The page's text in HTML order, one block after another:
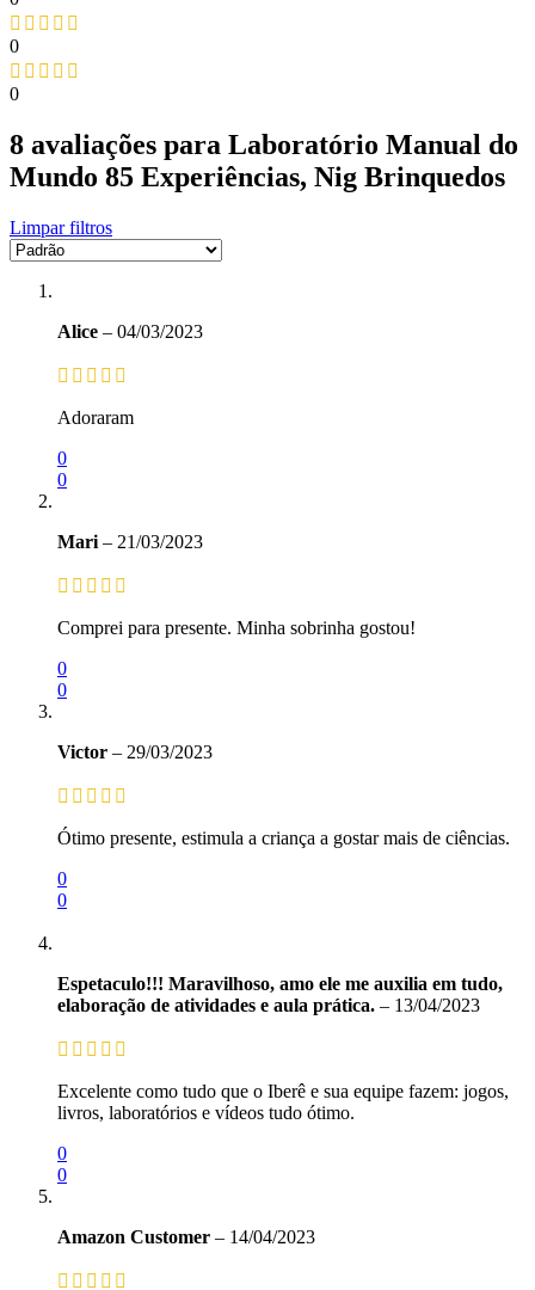
0
0
8 avaliações para Laboratório Manual do
Mundo 85 Experiências, Nig Brinquedos
Limpar filtros
Alice – 04/03/2023
Adoraram
0
0
Mari – 21/03/2023
Comprei para presente. Minha sobrinha gostou!
0
0
Victor – 29/03/2023
Ótimo presente, estimula a criança a gostar mais de ciências.
0
0
Espetaculo!!! Maravilhoso, amo ele me auxilia em tudo,
elaboração de atividades e aula prática. – 13/04/2023
Excelente como tudo que o Iberê e sua equipe fazem: jogos,
livros, laboratórios e vídeos tudo ótimo.
0
0
Amazon Customer – 14/04/2023